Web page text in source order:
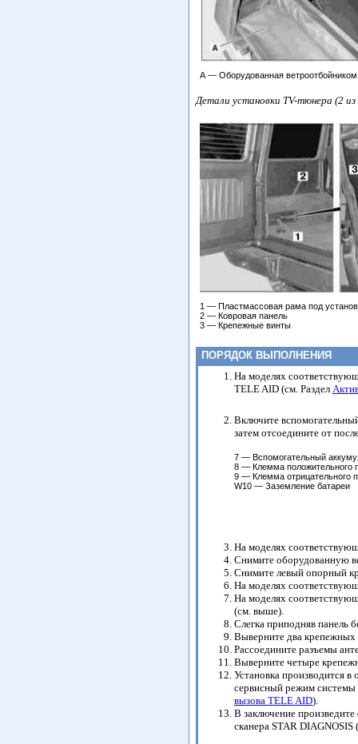
А — Оборудованная
Детали установки TV-тюнера (2 из
1 — Пластмассовая рама под
2 — Ковровая панель
3 — Крепежные винты
ПОРЯДОК ВЫПОЛНЕНИЯ
На моделях
TELE AID (см. Раздел
Включите
затем отсоедините от
7 — Вспомогательный
8 — Клемма положительного
9 — Клемма отрицательного
W10 — Заземление батареи
На моделях
Снимите оборудованную
Снимите левый опорный
На моделях
На моделях
(см. выше).
Слегка приподняв панель
Выверните два крепежных
Рассоедините разъемы
Выверните четыре
Установка производится
сервисный режим
вызова TELE AID).
В заключение
сканера STAR